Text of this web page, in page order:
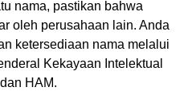
nama, pastikan bahwa
oleh perusahaan lain. Anda
ketersediaan nama melalui
Kekayaan Intelektual
HAM.